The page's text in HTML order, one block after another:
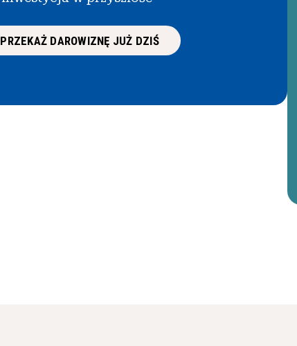
PRZEKAŻ DAROWIZNĘ JUŻ DZIŚ